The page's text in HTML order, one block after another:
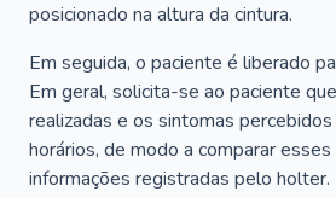
posicionado na altura da cintura.
Em seguida, o paciente é liberado
Em geral, solicita-se ao paciente
realizadas e os sintomas
horários, de modo a comparar
informações registradas pelo holter.